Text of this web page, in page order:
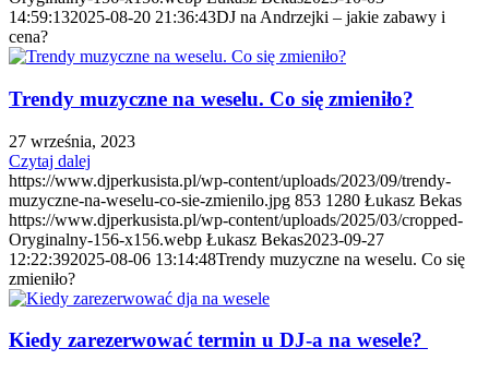
14:59:132025-08-20 21:36:43DJ na Andrzejki – jakie zabawy i
cena?
Trendy muzyczne na weselu. Co się zmieniło?
27 września, 2023
Czytaj dalej
https://www.djperkusista.pl/wp-content/uploads/2023/09/trendy-
muzyczne-na-weselu-co-sie-zmienilo.jpg 853 1280 Łukasz Bekas
https://www.djperkusista.pl/wp-content/uploads/2025/03/cropped-
Oryginalny-156-x156.webp Łukasz Bekas2023-09-27
12:22:392025-08-06 13:14:48Trendy muzyczne na weselu. Co się
zmieniło?
Kiedy zarezerwować termin u DJ-a na wesele?